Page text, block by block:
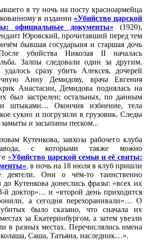
в ту ночь на посту красноармейца
в издании «Убийство царской
официальные документы»
(1920),
Юровский, прочитавший перед тем
бывшая государыня и старшая дочь
После убийства Николая II началась
Залпы следовали один за другим.
удалось сразу убить Алексея, дочерей
Анну Демидову, врача Евгения
Анастасии, Демидова поднялась на
был застрелен; остальных, по данным
штыками… Окончив избиение, тела
сукно и погрузили в грузовик. Следы
и засыпаны песком...
Кутенкова, завхоза рабочего клуба
завода, с которыми также можно
«Убийство царской семьи и её свиты:
, в ночь на 18 июля в клуб пришли
деятели. Они о чём-то таинственно
Кутенкова донеслись фразы: «всех их
й доктор»… и «второй день приходится
а сегодня перехоранивали»… О
было сказано, что сначала их
за Екатеринбургом, а затем увезли
в разных местах. Перечислялись имена
Саша, Татьяна, наследник…».